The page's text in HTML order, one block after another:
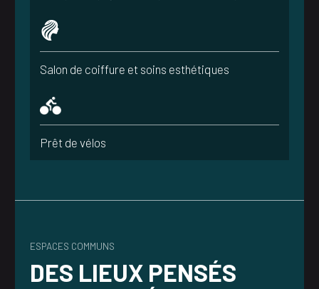
Salon de coiffure et soins esthétiques
Prêt de vélos
ESPACES COMMUNS
DES LIEUX PENSÉS